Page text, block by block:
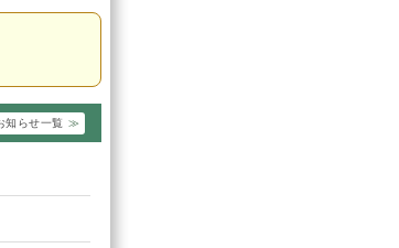
知らせ一覧